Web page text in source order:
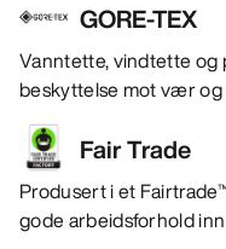
GORE-TEX
Vanntette, vindtette og
beskyttelse mot vær og
Fair Trade
Produsert i et
gode arbeidsforhold